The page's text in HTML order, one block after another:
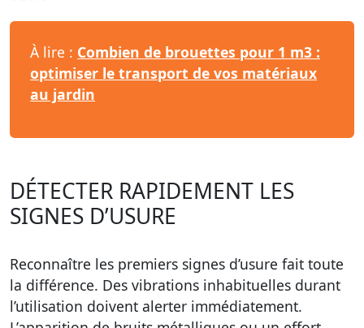
À lire : Combien de brouettes pour 1 m3 :
optimiser le transport de vos matériaux
au jardin
DÉTECTER RAPIDEMENT LES
SIGNES D’USURE
Reconnaître les premiers signes d’usure fait toute
la différence. Des vibrations inhabituelles durant
l’utilisation doivent alerter immédiatement.